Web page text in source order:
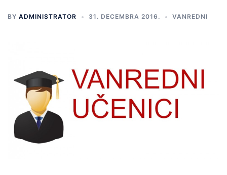
BY ADMINISTRATOR 31. DECEMBRA 2016. VANREDNI